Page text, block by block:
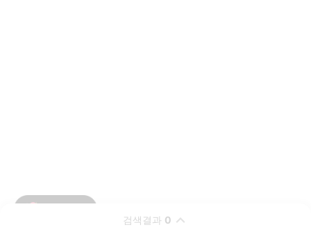
검색결과 0